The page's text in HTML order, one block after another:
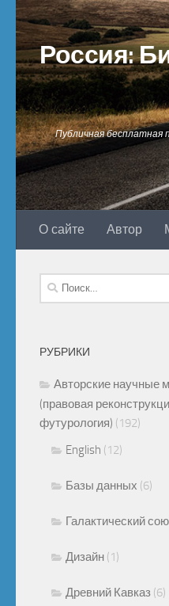
Перейти к
Россия:
Публичная
О сайте Автор
Найти:
РУБРИКИ
Авторские научные
(правовая
футурология) (192)
English (12)
Базы данных (6)
Галактический
Дизайн (1)
Древний Кавказ (6)